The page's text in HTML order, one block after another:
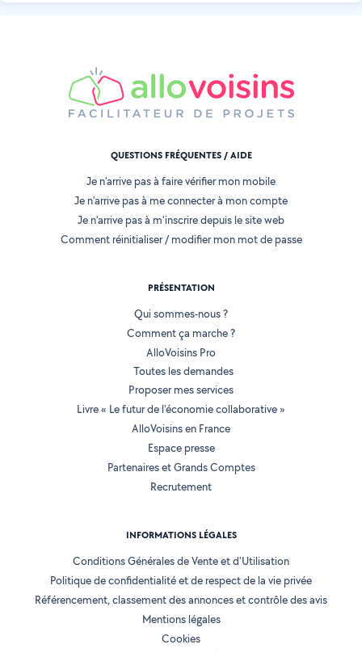
QUESTIONS FRÉQUENTES / AIDE
Je n'arrive pas à faire vérifier mon mobile
Je n'arrive pas à me connecter à mon compte
Je n'arrive pas à m'inscrire depuis le site web
Comment réinitialiser / modifier mon mot de passe
PRÉSENTATION
Qui sommes-nous ?
Comment ça marche ?
AlloVoisins Pro
Toutes les demandes
Proposer mes services
Livre « Le futur de l'économie collaborative »
AlloVoisins en France
Espace presse
Partenaires et Grands Comptes
Recrutement
INFORMATIONS LÉGALES
Conditions Générales de Vente et d'Utilisation
Politique de confidentialité et de respect de la vie privée
Référencement, classement des annonces et contrôle des avis
Mentions légales
Cookies